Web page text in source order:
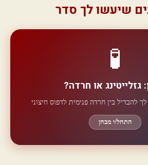
שיעשו לך סדר
🧪
גזלייטינג או חרדה?
התחל/י מבחן